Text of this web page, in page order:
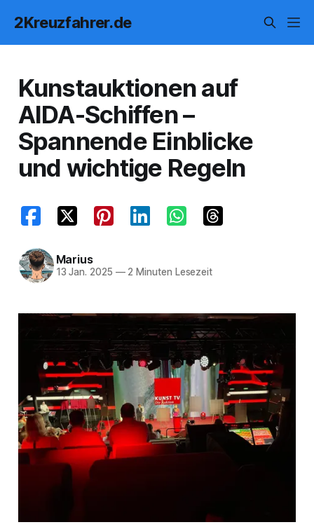
2Kreuzfahrer.de
Kunstauktionen auf
AIDA-Schiffen –
Spannende Einblicke
und wichtige Regeln
Marius
13 Jan. 2025 —2 Minuten Lesezeit